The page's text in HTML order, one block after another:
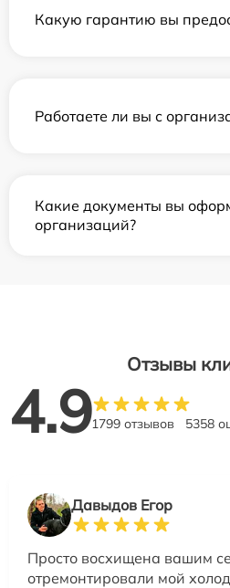
Какую гарантию вы
Работаете ли вы с
Какие документы вы
организаций?
Отзывы
4.91799 отзывов 5358
Давыдов Егор
Просто восхищена вашим
отремонтировали мой